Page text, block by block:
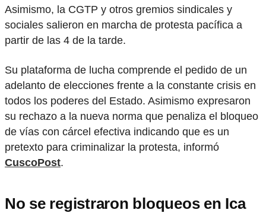
Asimismo, la CGTP y otros gremios sindicales y
sociales salieron en marcha de protesta pacífica a
partir de las 4 de la tarde.
Su plataforma de lucha comprende el pedido de un
adelanto de elecciones frente a la constante crisis en
todos los poderes del Estado. Asimismo expresaron
su rechazo a la nueva norma que penaliza el bloqueo
de vías con cárcel efectiva indicando que es un
pretexto para criminalizar la protesta, informó
CuscoPost.
No se registraron bloqueos en Ica